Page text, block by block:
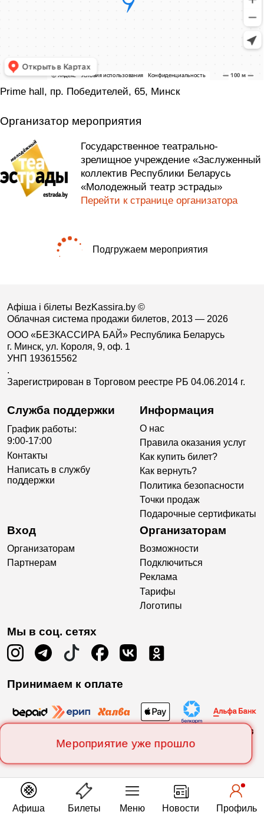
Мероприятие уже прошло
Prime hall, пр. Победителей, 65, Минск
Организатор мероприятия
Государственное театрально-
зрелищное учреждение «Заслуженный
коллектив Республики Беларусь
«Молодежный театр эстрады»
Перейти к странице организатора
Подгружаем мероприятия
Афіша і білеты BezKassira.by ©
Облачная система продажи билетов, 2013 — 2026
ООО «БЕЗКАССИРА БАЙ» Республика Беларусь
г. Минск, ул. Короля, 9, оф. 1
УНП 193615562
.
Зарегистрирован в Торговом реестре РБ 04.06.2014 г.
Служба поддержки
График работы:
9:00-17:00
Контакты
Написать в службу
поддержки
Информация
О нас
Правила оказания услуг
Как купить билет?
Как вернуть?
Политика безопасности
Точки продаж
Подарочные сертификаты
Вход
Организаторам
Партнерам
Организаторам
Возможности
Подключиться
Реклама
Тарифы
Логотипы
Мы в соц. сетях
Принимаем к оплате
Афиша Билеты Меню Новости Профиль
Есть вопросы?